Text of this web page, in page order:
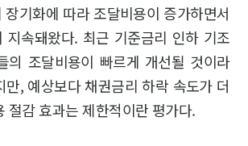
기화에 따라 조달비용이 증가하면서
지속돼왔다. 최근 기준금리 인하 기조
의 조달비용이 빠르게 개선될 것이라
만, 예상보다 채권금리 하락 속도가 더
절감 효과는 제한적이란 평가다.